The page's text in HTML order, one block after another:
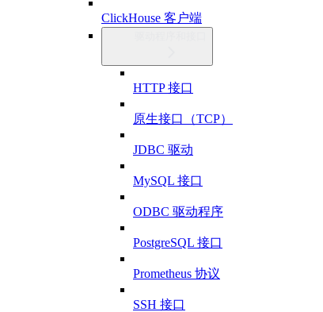
ClickHouse 客户端
HTTP 接口
原生接口（TCP）
JDBC 驱动
MySQL 接口
ODBC 驱动程序
PostgreSQL 接口
Prometheus 协议
SSH 接口